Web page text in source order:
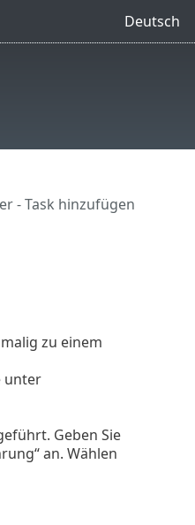
Deutsch
- Task hinzufügen
zu einem
unter
Geben Sie
an. Wählen